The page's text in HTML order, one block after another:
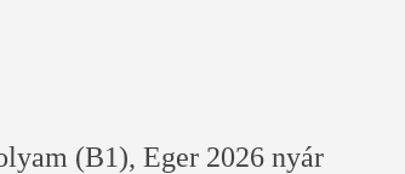
(B1), Eger 2026 nyár